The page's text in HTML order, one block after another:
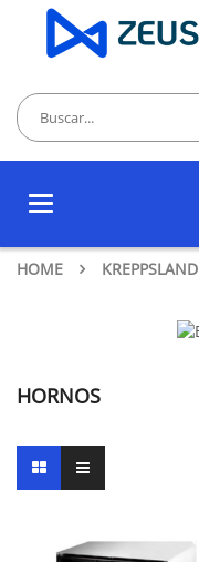
Toggle
HOME KREPPSLAND
HORNOS